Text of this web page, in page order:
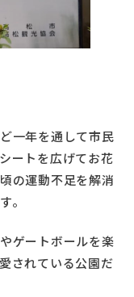
一年を通して市民
ートを広げてお花
の運動不足を解消
。
ゲートボールを楽
されている公園だ